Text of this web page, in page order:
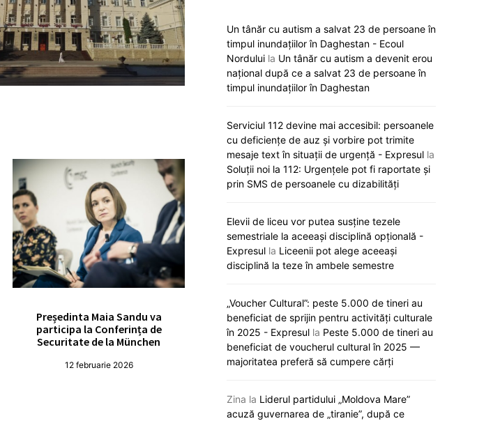
Președinta Maia Sandu va
participa la Conferința de
Securitate de la München
12 februarie 2026
Renato Usatîi va dona deputaților
100 de exemplare ale cărții lui Lee
Kuan Yew despre dezvoltarea
rapidă a statului Singapore
Ion Ceban și
cooperarea
Un tânăr cu autism a salvat 23 de persoane în
timpul inundațiilor în Daghestan - Ecoul
Nordului la Un tânăr cu autism a devenit erou
național după ce a salvat 23 de persoane în
timpul inundațiilor în Daghestan
Serviciul 112 devine mai accesibil: persoanele
cu deficiențe de auz și vorbire pot trimite
mesaje text în situații de urgență - Expresul la
Soluții noi la 112: Urgențele pot fi raportate și
prin SMS de persoanele cu dizabilități
Elevii de liceu vor putea susține tezele
semestriale la aceeași disciplină opțională -
Expresul la Liceenii pot alege aceeași
disciplină la teze în ambele semestre
„Voucher Cultural”: peste 5.000 de tineri au
beneficiat de sprijin pentru activități culturale
în 2025 - Expresul la Peste 5.000 de tineri au
beneficiat de voucherul cultural în 2025 —
majoritatea preferă să cumpere cărți
Zina la Liderul partidului „Moldova Mare”
acuză guvernarea de „tiranie”, după ce